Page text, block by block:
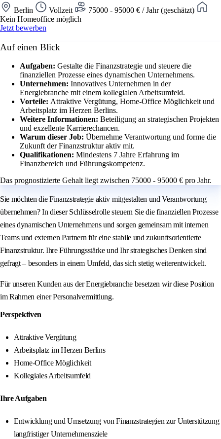
Berlin Vollzeit
75000 - 95000 € / Jahr (geschätzt)
Kein Homeoffice möglich
Jetzt bewerben
Auf einen Blick
Aufgaben: Gestalte die Finanzstrategie und steuere die
finanziellen Prozesse eines dynamischen Unternehmens.
Unternehmen: Innovatives Unternehmen in der
Energiebranche mit einem kollegialen Arbeitsumfeld.
Vorteile: Attraktive Vergütung, Home-Office Möglichkeit und
Arbeitsplatz im Herzen Berlins.
Weitere Informationen: Beteiligung an strategischen Projekten
und exzellente Karrierechancen.
Warum dieser Job: Übernehme Verantwortung und forme die
Zukunft der Finanzstruktur aktiv mit.
Qualifikationen: Mindestens 7 Jahre Erfahrung im
Finanzbereich und Führungskompetenz.
Das prognostizierte Gehalt liegt zwischen 75000 - 95000 € pro Jahr.
Sie möchten die Finanzstrategie aktiv mitgestalten und Verantwortung
übernehmen? In dieser Schlüsselrolle steuern Sie die finanziellen Prozesse
eines dynamischen Unternehmens und sorgen gemeinsam mit internen
Teams und externen Partnern für eine stabile und zukunftsorientierte
Finanzstruktur. Ihre Führungsstärke und Ihr strategisches Denken sind
gefragt – besonders in einem Umfeld, das sich stetig weiterentwickelt.
Für unseren Kunden aus der Energiebranche besetzen wir diese Position
im Rahmen einer Personalvermittlung.
Perspektiven
Attraktive Vergütung
Arbeitsplatz im Herzen Berlins
Home-Office Möglichkeit
Kollegiales Arbeitsumfeld
Ihre Aufgaben
Entwicklung und Umsetzung von Finanzstrategien zur Unterstützung
langfristiger Unternehmensziele